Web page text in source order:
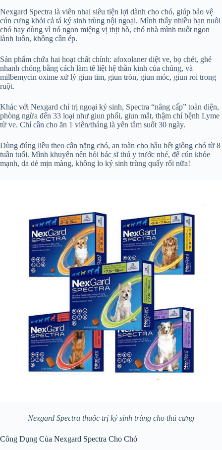
Nexgard Spectra là viên nhai siêu tiện lợi dành cho chó, giúp bảo vệ
cún cưng khỏi cả tá ký sinh trùng nội ngoại. Mình thấy nhiều bạn nuôi
chó hay dùng vì nó ngon miệng vị thịt bò, chó nhà mình nuốt ngon
lành luôn, không cần ép.
Sản phẩm chứa hai hoạt chất chính: afoxolaner diệt ve, bọ chét, ghẻ
nhanh chóng bằng cách làm tê liệt hệ thần kinh của chúng, và
milbemycin oxime xử lý giun tim, giun tròn, giun móc, giun roi trong
ruột.
Khác với Nexgard chỉ trị ngoại ký sinh, Spectra “nâng cấp” toàn diện,
phòng ngừa đến 33 loại như giun phổi, giun mắt, thậm chí bệnh Lyme
từ ve. Chỉ cần cho ăn 1 viên/tháng là yên tâm suốt 30 ngày.
Dùng đúng liều theo cân nặng chó, an toàn cho hầu hết giống chó từ 8
tuần tuổi. Mình khuyên nên hỏi bác sĩ thú y trước nhé, để cún khỏe
mạnh, da dẻ mịn màng, không lo ký sinh trùng quấy rối nữa!
Nexgard Spectra thuốc trị ký sinh trùng cho thú cưng
Công Dụng Của Nexgard Spectra Cho Chó